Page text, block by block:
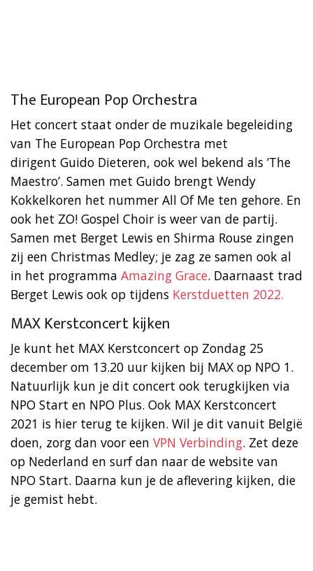
The European Pop Orchestra
Het concert staat onder de muzikale begeleiding
van The European Pop Orchestra met
dirigent Guido Dieteren, ook wel bekend als ‘The
Maestro’. Samen met Guido brengt Wendy
Kokkelkoren het nummer All Of Me ten gehore. En
ook het ZO! Gospel Choir is weer van de partij.
Samen met Berget Lewis en Shirma Rouse zingen
zij een Christmas Medley; je zag ze samen ook al
in het programma Amazing Grace. Daarnaast trad
Berget Lewis ook op tijdens Kerstduetten 2022.
MAX Kerstconcert kijken
Je kunt het MAX Kerstconcert op Zondag 25
december om 13.20 uur kijken bij MAX op NPO 1.
Natuurlijk kun je dit concert ook terugkijken via
NPO Start en NPO Plus. Ook MAX Kerstconcert
2021 is hier terug te kijken. Wil je dit vanuit België
doen, zorg dan voor een VPN Verbinding. Zet deze
op Nederland en surf dan naar de website van
NPO Start. Daarna kun je de aflevering kijken, die
je gemist hebt.